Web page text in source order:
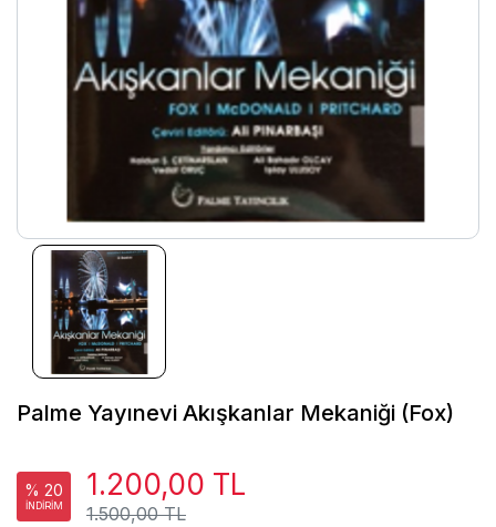
Palme Yayınevi Akışkanlar Mekaniği (Fox)
% 20
İNDİRİM 1.500,00 TL
1.200,00 TL